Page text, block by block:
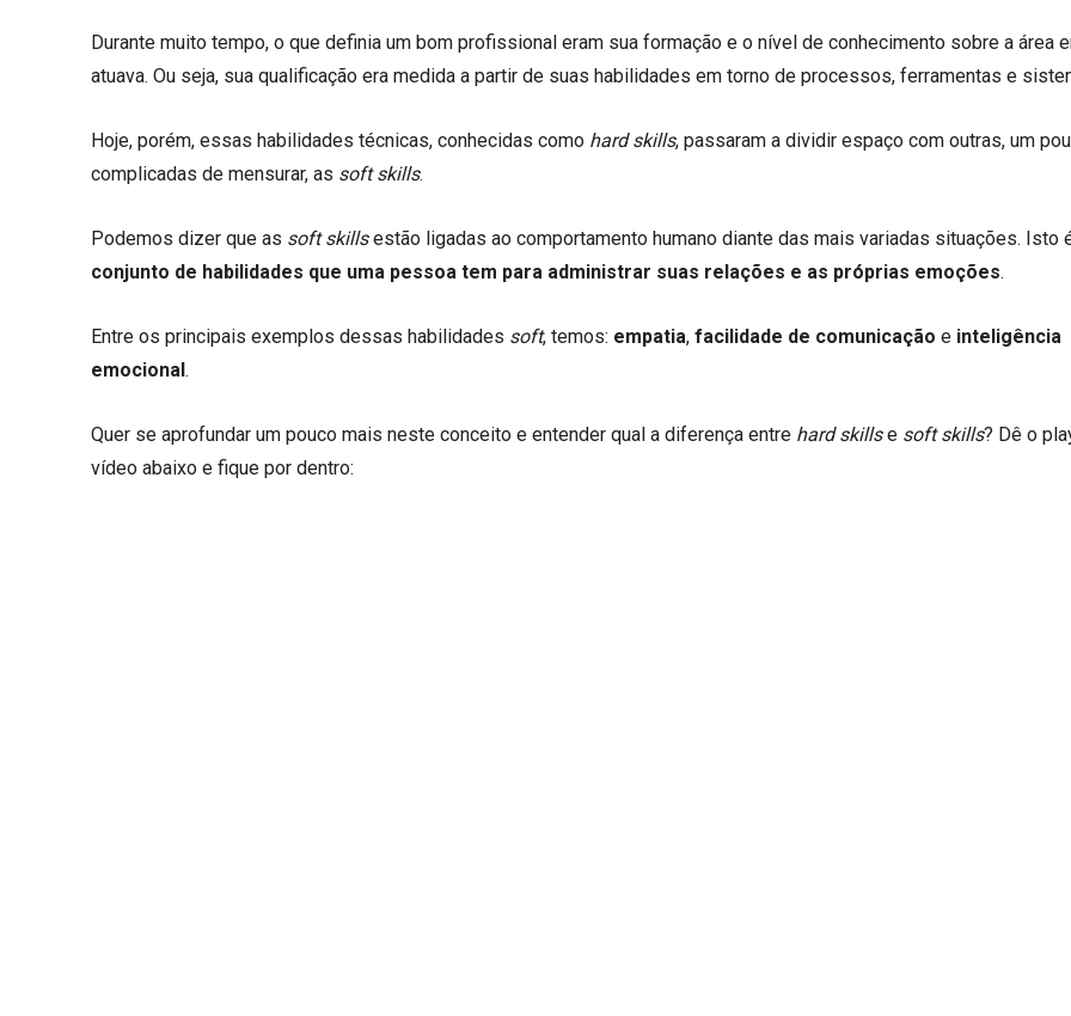
Durante muito tempo, o que definia um bom profissional eram sua formação e o nível de conhecimento sobre a área
atuava. Ou seja, sua qualificação era medida a partir de suas habilidades em torno de processos, ferramentas e
Hoje, porém, essas habilidades técnicas, conhecidas como hard skills, passaram a dividir espaço com outras, um
complicadas de mensurar, as soft skills.
Podemos dizer que as soft skillsestão ligadas ao comportamento humano diante das mais variadas situações. Isto
conjunto de habilidades que uma pessoa tem para administrar suas relações e as próprias emoções.
Entre os principais exemplos dessas habilidades soft, temos: empatia, facilidade de comunicação e inteligência
emocional.
Quer se aprofundar um pouco mais neste conceito e entender qual a diferença entre hard skillse soft skills? Dê o
vídeo abaixo e fique por dentro: